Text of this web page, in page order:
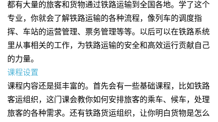
都有大量的旅客和货物通过铁路运输到全国各地。学了这个
专业，你就会了解铁路运输的各种流程，像列车的调度指
挥、车站的运营管理、票务管理等等。以后可以在铁路系统
里从事相关的工作，为铁路运输的安全和高效运行贡献自己
的力量。
课程设置
课程内容还是挺丰富的。首先会有一些基础课程，比如铁路
客运组织，这门课会教你如何安排旅客的乘车、候车，处理
旅客的各种需求。还有铁路货运组织，让你明白货物是怎么